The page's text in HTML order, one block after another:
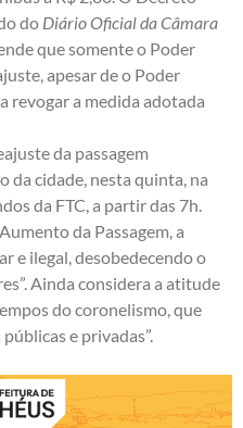
do Diário Oficial da Câmara
que somente o Poder
apesar de o Poder
revogar a medida adotada
da passagem
da cidade, nesta quinta, na
da FTC, a partir das 7h.
da Passagem, a
e ilegal, desobedecendo o
Ainda considera a atitude
do coronelismo, que
e privadas”.